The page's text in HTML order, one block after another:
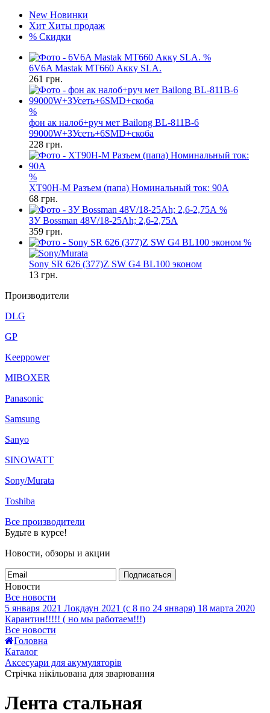
New Новинки
Хит Хиты продаж
% Скидки
%
6V6A Mastak MT660 Акку SLA.
261 грн.
%
фон ак налоб+руч мет Bailong BL-811B-6
99000W+ЗУсеть+6SMD+скоба
228 грн.
%
XT90H-M Разъем (папа) Номинальный ток: 90А
68 грн.
%
ЗУ Bossman 48V/18-25Ah; 2,6-2,75А
359 грн.
%
Sony SR 626 (377)Z SW G4 BL100 эконом
13 грн.
Производители
DLG
GP
Keeppower
MIBOXER
Panasonic
Samsung
Sanyo
SINOWATT
Sony/Murata
Toshiba
Все производители
Будьте в курсе!
Новости, обзоры и акции
Подписаться
Новости
Все новости
5 января 2021 Локдаун 2021 (с 8 по 24 января) 18 марта 2020
Карантин!!!!! ( но мы работаем!!!)
Все новости
Головна
Каталог
Аксесуари для акумуляторів
Стрічка нікільована для зварювання
Лента стальная